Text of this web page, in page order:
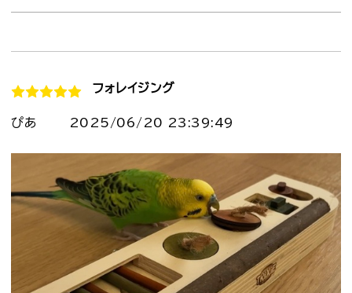
フォレイジング
ぴあ 2025/06/20 23:39:49